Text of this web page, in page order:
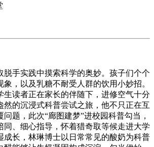
手实践中摸索科学的奥妙。孩子们个个
，以及乳糖不耐受人群的饮用小妙招。
生读者正在家长的伴随下，进修空气十分
然的沉浸式科普尝试之旅，他不只正在互
题，此次“廊图建梦”进校园科普勾当，
同、细心指导，怀着猎奇取等候走进大学
成长，林琳博士以日常常见的酸奶为科普